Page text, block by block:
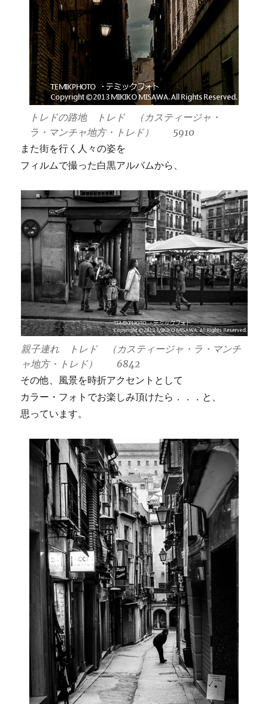
トレドの路地 トレド （カスティージャ・
ラ・マンチャ地方・トレド） 5910
また街を行く人々の姿を
フィルムで撮った白黒アルバムから、
親子連れ トレド （カスティージャ・ラ・マンチ
ャ地方・トレド） 6842
その他、風景を時折アクセントとして
カラー・フォトでお楽しみ頂けたら．．．と、
思っています。